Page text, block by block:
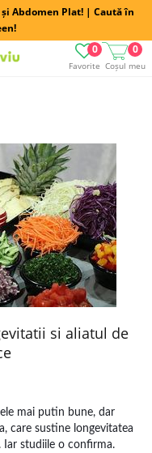
Abdomen Plat! | Caută în
Favorite
0
Coșul meu
0
si aliatul de
mai putin bune, dar
care sustine longevitatea
Iar studiile o confirma.